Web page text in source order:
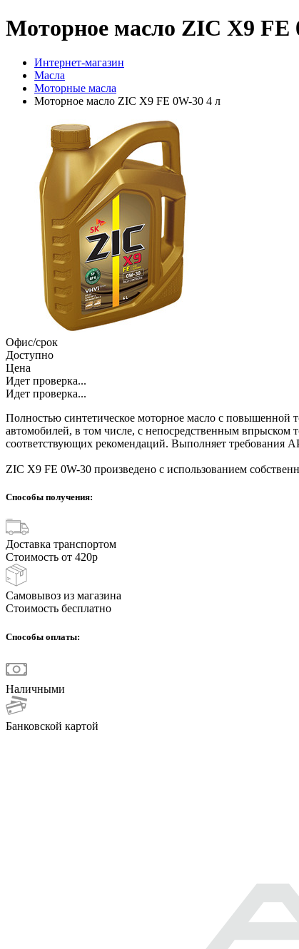
Моторное масло ZIC X9 FE
Интернет-магазин
Масла
Моторные масла
Моторное масло ZIC X9 FE 0W-30 4 л
Офис/срок
Доступно
Цена
Идет проверка...
Идет проверка...
Полностью синтетическое моторное масло с повышенной
автомобилей, в том числе, с непосредственным впрыском
соответствующих рекомендаций. Выполняет требования
ZIC X9 FE 0W-30 произведено с использованием
Способы получения:
Доставка транспортом
Стоимость от 420р
Самовывоз из магазина
Стоимость бесплатно
Способы оплаты:
Наличными
Банковской картой